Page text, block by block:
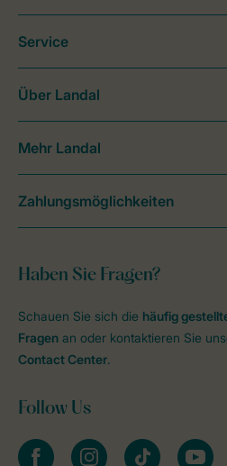
Haben Sie Fragen?
Schauen Sie sich die häufig
Fragen an oder kontaktieren Sie
Contact Center.
Follow Us
facebookinstagramtiktok youtube
Service
Über Landal
Mehr Landal
Zahlungsmöglichkeiten